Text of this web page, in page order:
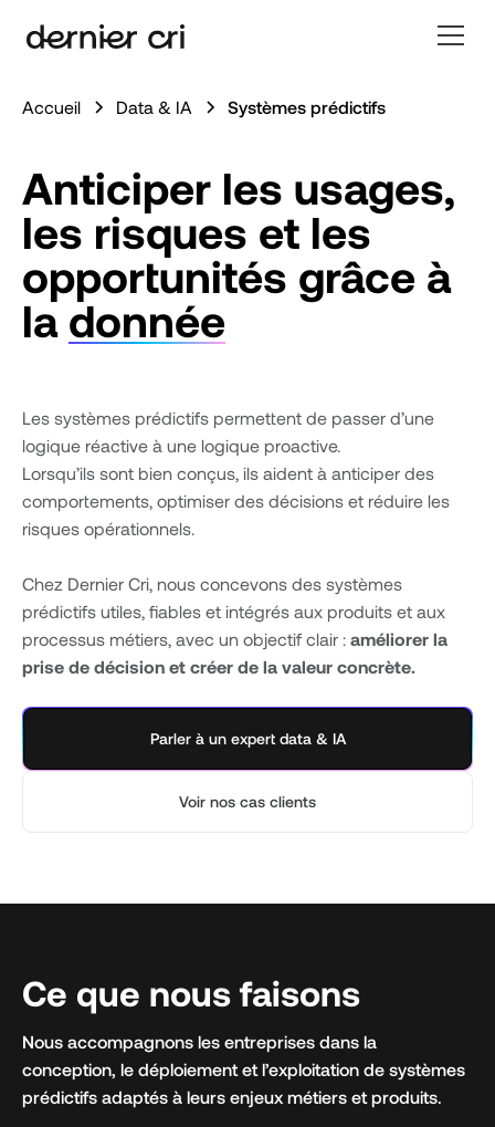
Accueil Data & IA Systèmes prédictifs
Anticiper les usages,
les risques et les
opportunités grâce à
la donnée
Les systèmes prédictifs permettent de passer d’une
logique réactive à une logique proactive.
Lorsqu’ils sont bien conçus, ils aident à anticiper des
comportements, optimiser des décisions et réduire les
risques opérationnels.
Chez Dernier Cri, nous concevons des systèmes
prédictifs utiles, fiables et intégrés aux produits et aux
processus métiers, avec un objectif clair : améliorer la
prise de décision et créer de la valeur concrète.
Parler à un expert data & IA
Voir nos cas clients
Ce que nous faisons
Nous accompagnons les entreprises dans la
conception, le déploiement et l’exploitation de systèmes
prédictifs adaptés à leurs enjeux métiers et produits.